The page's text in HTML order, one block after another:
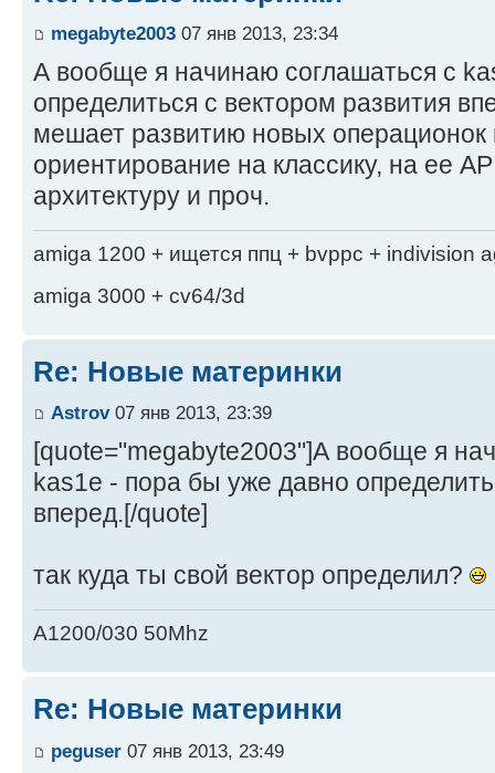
megabyte2003 07 янв 2013, 23:34
А вообще я начинаю соглашаться с
определиться с вектором развития
мешает развитию новых операционок
ориентирование на классику, на ее
архитектуру и проч.
amiga 1200 + ищется ппц + bvppc + indivision
amiga 3000 + cv64/3d
Re: Новые материнки
Astrov07 янв 2013, 23:39
[quote="megabyte2003"]А вообще я
kas1e - пора бы уже давно
вперед.[/quote]
так куда ты свой вектор определил?
A1200/030 50Mhz
Re: Новые материнки
peguser 07 янв 2013, 23:49